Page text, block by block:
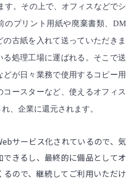
す。その上で、オフィスなどでシ
のプリント用紙や廃棄書類、DM
古紙を入れて送っていただきま
る処理工場に運ばれる。そこで送
どが日々業務で使用するコピー用
ースターなど、使えるオフィス
、企業に還元されます。
サービス化されているので、気
きるし、最終的に備品としてオ
るので、継続してご利用いただけ